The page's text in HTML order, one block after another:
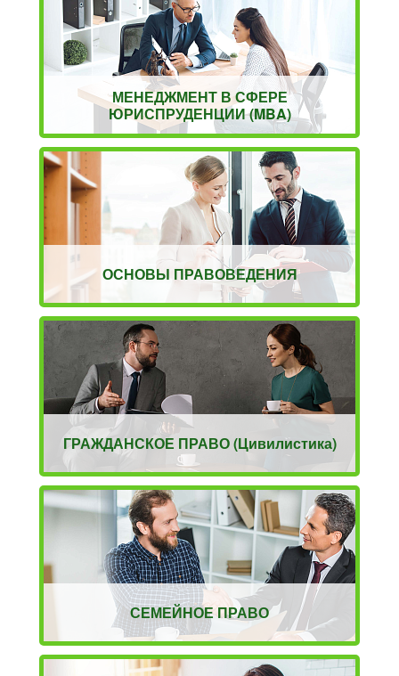
МЕНЕДЖМЕНТ В СФЕРЕ
ЮРИСПРУДЕНЦИИ (MBA)
ОСНОВЫ ПРАВОВЕДЕНИЯ
ГРАЖДАНСКОЕ ПРАВО (Цивилистика)
СЕМЕЙНОЕ ПРАВО